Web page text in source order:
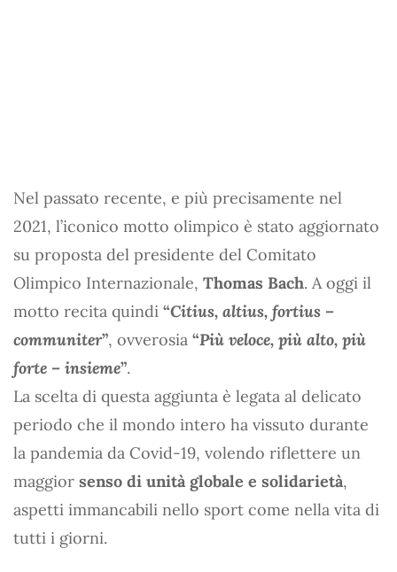
Nel passato recente, e più precisamente nel
2021, l’iconico motto olimpico è stato aggiornato
su proposta del presidente del Comitato
Olimpico Internazionale, Thomas Bach. A oggi il
motto recita quindi “Citius, altius, fortius –
communiter”, ovverosia “Più veloce, più alto, più
forte – insieme”.
La scelta di questa aggiunta è legata al delicato
periodo che il mondo intero ha vissuto durante
la pandemia da Covid-19, volendo riflettere un
maggior senso di unità globale e solidarietà,
aspetti immancabili nello sport come nella vita di
tutti i giorni.